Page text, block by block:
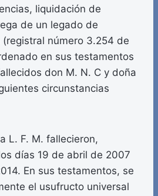
liquidación de
de un legado de
número 3.254 de
en sus testamentos
don M. N. C y doña
circunstancias
L. F. M. fallecieron,
días 19 de abril de 2007
En sus testamentos, se
el usufructo universal